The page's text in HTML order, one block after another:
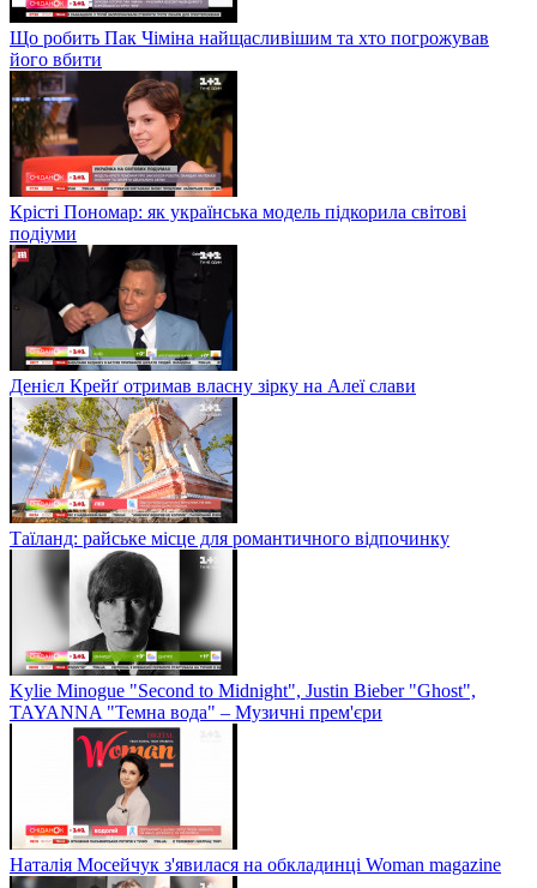
Що робить Пак Чіміна найщасливішим та хто погрожував
його вбити
Крісті Пономар: як українська модель підкорила світові
подіуми
Денієл Крейґ отримав власну зірку на Алеї слави
Таїланд: райське місце для романтичного відпочинку
Kylie Minogue "Second to Midnight", Justin Bieber "Ghost",
TAYANNA "Темна вода" – Музичні прем'єри
Наталія Мосейчук з'явилася на обкладинці Woman magazine